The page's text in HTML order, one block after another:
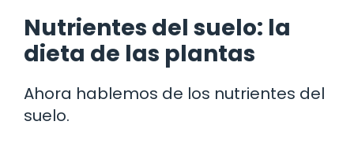
Nutrientes del suelo: la
dieta de las plantas
Ahora hablemos de los nutrientes del
suelo.